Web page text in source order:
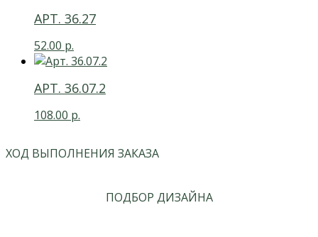
АРТ. 36.27
52.00 р.
АРТ. 36.07.2
108.00 р.
ХОД ВЫПОЛНЕНИЯ ЗАКАЗА
ПОДБОР ДИЗАЙНА